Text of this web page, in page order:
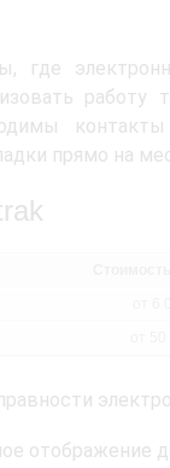
где
работу
контакты
прямо на
отображение